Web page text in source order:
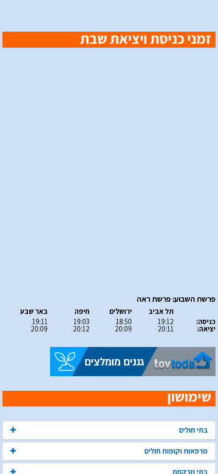
פרשת השבוע: פרשת ראה
כניסה:
יציאה:
תל אביב
19:12
20:11
ירושלים
18:50
20:09
חיפה
19:03
20:12
באר שבע
19:11
20:09
בתי חולים
מרפאות וקופות חולים
בתי מרקחת